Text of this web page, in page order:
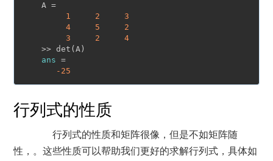
    A =
1
2
3
4
5
2
3
2
4
    >> det(A)
ans =
-25
行列式的性质
行列式的性质和矩阵很像，但是不如矩阵随
性，。这些性质可以帮助我们更好的求解行列式，具体如